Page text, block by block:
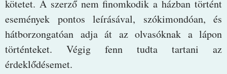
kötetet. A szerző nem finomkodik a házban történt
események pontos leírásával, szókimondóan, és
hátborzongatóan adja át az olvasóknak a lápon
történteket. Végig fenn tudta tartani az
érdeklődésemet.